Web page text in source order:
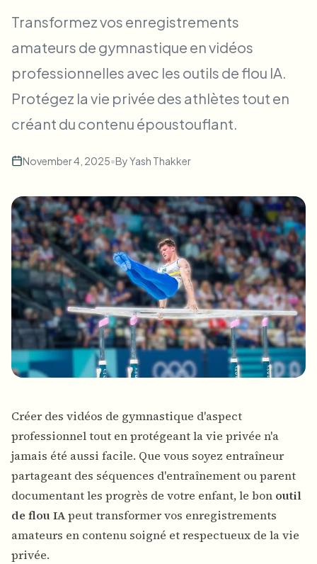
Échange de visage - Vidéo
Intelligence vidéo
Flou vidéo par lot
Traitez plusieurs vidéos en une fois
Flou facial en masse
Pipelines à haut débit
Flouter n'importe quoi
Zones, politiques et révision d'entreprise
API & SDK
Automatiser les téléchargements, tâches et webhooks
Formulaire de contact
Intelligence vidéo
Suppression d'arrière-plan en masse
Transformez vos enregistrements
amateurs de gymnastique en vidéos
professionnelles avec les outils de flou IA.
Protégez la vie privée des athlètes tout en
créant du contenu époustouflant.
November 4, 2025•ByYash Thakker
Créer des vidéos de gymnastique d'aspect
professionnel tout en protégeant la vie privée n'a
jamais été aussi facile. Que vous soyez entraîneur
partageant des séquences d'entraînement ou parent
documentant les progrès de votre enfant, le bon outil
de flou IApeut transformer vos enregistrements
amateurs en contenu soigné et respectueux de la vie
privée.